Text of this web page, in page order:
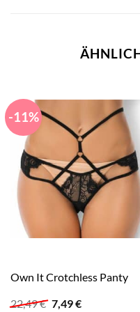
-11%
Own It Crotchless Panty
22,49€ Ursprünglicher
7,49€Aktueller